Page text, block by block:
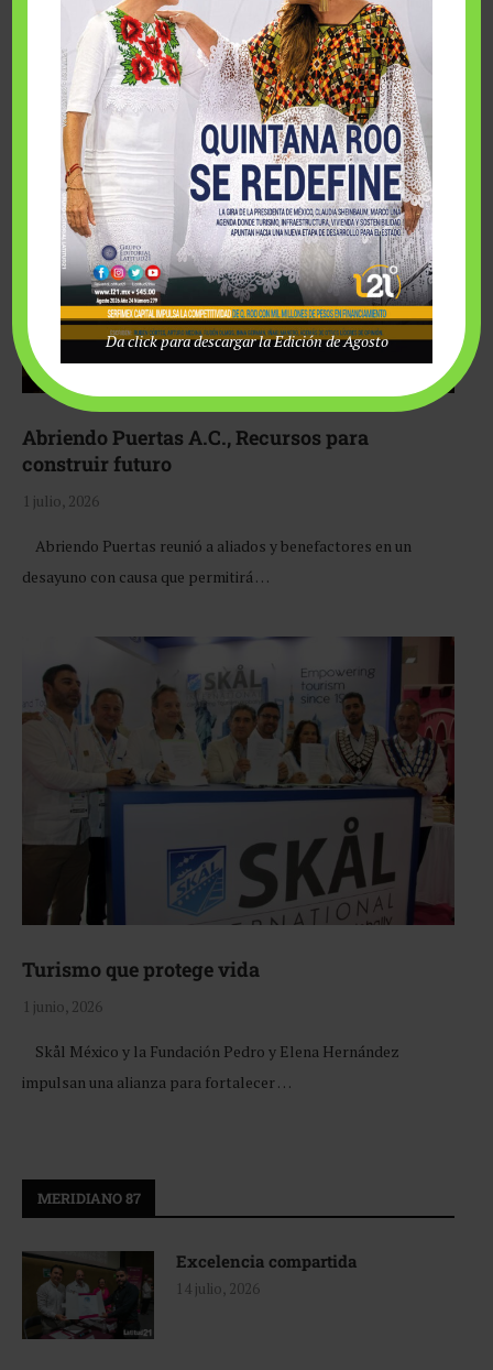
Fairmont Mayakoba y Make-A-Wish México unieron
esfuerzos para hacer realidad el deseo de una …
Abriendo Puertas A.C., Recursos para
construir futuro
1 julio, 2026
Abriendo Puertas reunió a aliados y benefactores en un
desayuno con causa que permitirá …
Turismo que protege vida
1 junio, 2026
Skål México y la Fundación Pedro y Elena Hernández
impulsan una alianza para fortalecer …
MERIDIANO 87
Excelencia compartida
14 julio, 2026
Da click para descargar la Edición de Agosto